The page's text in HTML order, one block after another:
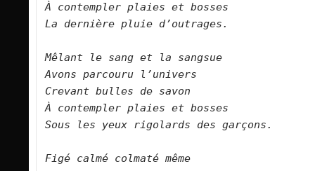
À contempler plaies et bosses
La dernière pluie d’outrages.
Mêlant le sang et la sangsue
Avons parcouru l’univers
Crevant bulles de savon
À contempler plaies et bosses
Sous les yeux rigolards des garçons.
Figé calmé colmaté même